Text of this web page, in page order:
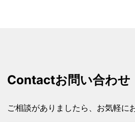
Contactお問い合わせ
ご相談がありましたら、お気軽に